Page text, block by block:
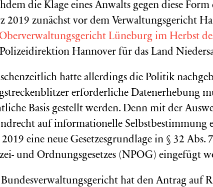
die Klage eines Anwalts gegen diese
2019 zunächst vor dem Verwaltungsgericht
Lüneburg im Herbst
Hannover für das Land
hatte allerdings die Politik
erforderliche Datenerhebung
Basis gestellt werden. Denn mit der
auf informationelle Selbstbestimmung
eine neue Gesetzesgrundlage in § 32 Abs.
und Ordnungsgesetzes (NPOG) eingefügt
Bundesverwaltungsgericht hat den Antrag auf